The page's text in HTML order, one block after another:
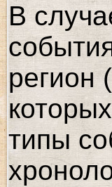
В
регион
типы